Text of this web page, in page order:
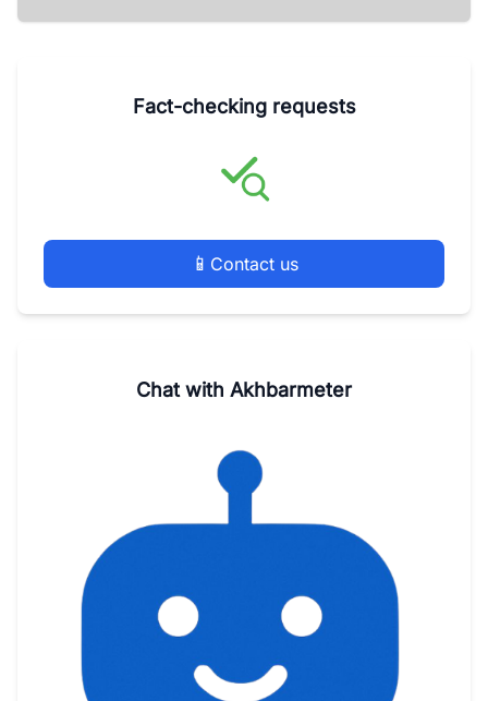
Fact-checking requests
📱 Contact us
Chat with Akhbarmeter